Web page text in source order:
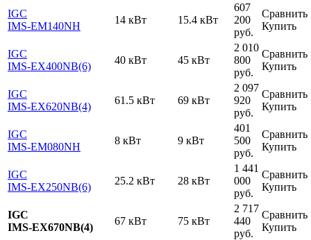
IGC
IMS-EM140NH
14 кВт 15.4 кВт
607
200
руб.
Сравнить
Купить
IGC
IMS-EX400NB(6)
40 кВт 45 кВт
2 010
800
руб.
Сравнить
Купить
IGC
IMS-EX620NB(4)
61.5 кВт 69 кВт
2 097
920
руб.
Сравнить
Купить
IGC
IMS-EM080NH
8 кВт 9 кВт
401
500
руб.
Сравнить
Купить
IGC
IMS-EX250NB(6)
25.2 кВт 28 кВт
1 441
000
руб.
Сравнить
Купить
IGC
IMS-EX670NB(4)
67 кВт 75 кВт
2 717
440
руб.
Сравнить
Купить